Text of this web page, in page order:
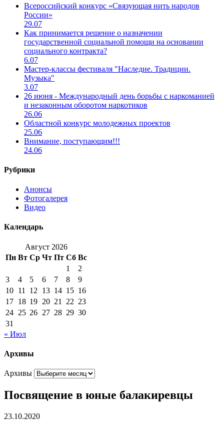
Всероссийский конкурс «Связующая нить народов
России»
29.07
Как принимается решение о назначении
государственной социальной помощи на основании
социального контракта?
6.07
Мастер-классы фестиваля "Наследие. Традиции.
Музыка"
3.07
26 июня - Международный день борьбы с наркоманией
и незаконным оборотом наркотиков
26.06
Областной конкурс молодежных проектов
25.06
Внимание, поступающим!!!
24.06
Рубрики
Анонсы
Фотогалерея
Видео
Календарь
Август 2026
Пн Вт Ср Чт Пт Сб Вс
1
2
3
4 5 6 7 8
9
10 11 12 13 14 15 16
17 18 19 20 21 22 23
24 25 26 27 28 29 30
31
« Июл
Архивы
Архивы
Посвящение в юные балакиревцы
23.10.2020